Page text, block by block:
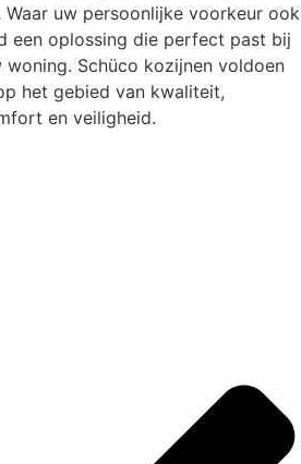
uw persoonlijke voorkeur ook
een oplossing die perfect past bij
Schüco kozijnen voldoen
het gebied van kwaliteit,
en veiligheid.